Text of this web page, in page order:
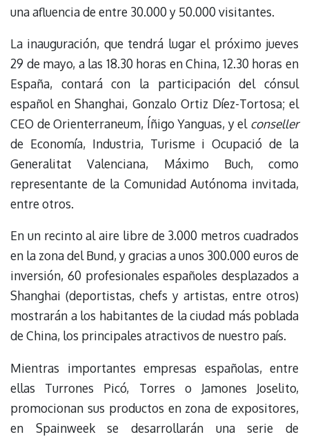
una afluencia de entre 30.000 y 50.000 visitantes.
La inauguración, que tendrá lugar el próximo jueves
29 de mayo, a las 18.30 horas en China, 12.30 horas en
España, contará con la participación del cónsul
español en Shanghai, Gonzalo Ortiz Díez-Tortosa; el
CEO de Orienterraneum, Íñigo Yanguas, y el conseller
de Economía, Industria, Turisme i Ocupació de la
Generalitat Valenciana, Máximo Buch, como
representante de la Comunidad Autónoma invitada,
entre otros.
En un recinto al aire libre de 3.000 metros cuadrados
en la zona del Bund, y gracias a unos 300.000 euros de
inversión, 60 profesionales españoles desplazados a
Shanghai (deportistas, chefs y artistas, entre otros)
mostrarán a los habitantes de la ciudad más poblada
de China, los principales atractivos de nuestro país.
Mientras importantes empresas españolas, entre
ellas Turrones Picó, Torres o Jamones Joselito,
promocionan sus productos en zona de expositores,
en Spainweek se desarrollarán una serie de